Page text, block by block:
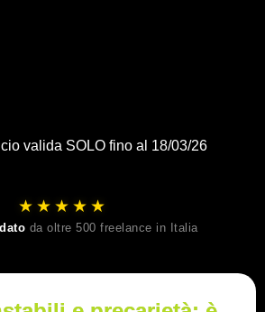
valida SOLO fino al 18/03/26
★★★★★
da oltre 500 freelance in Italia